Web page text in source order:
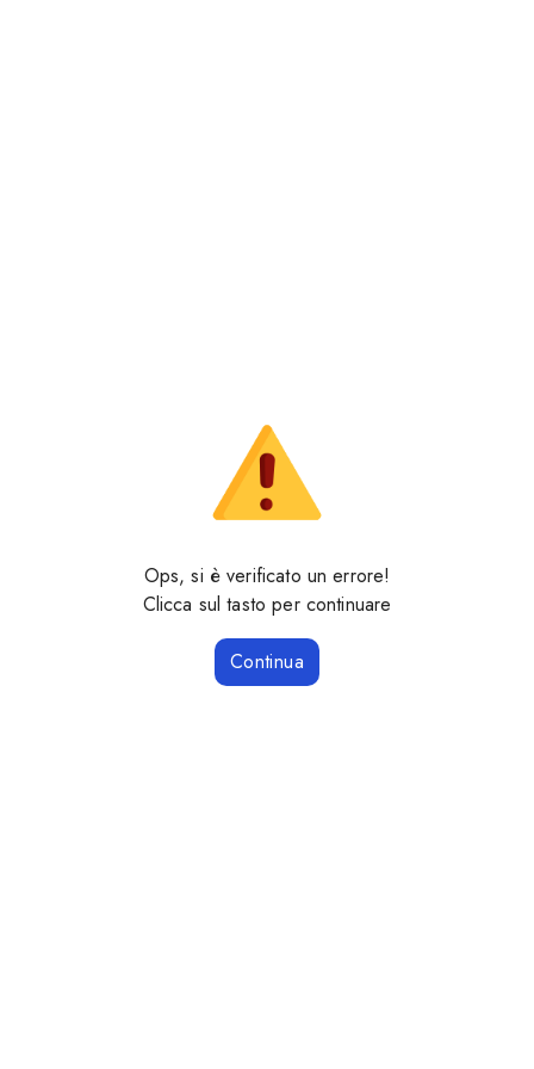
Ops, si è verificato un errore!
Clicca sul tasto per continuare
Continua